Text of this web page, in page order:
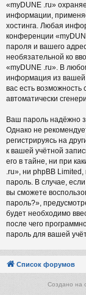
«myDUNE .ru»
информации,
хостинга. Любая
конференции
пароля и вашего
необязательной ко
«myDUNE .ru». В
информация из вашей
вас есть возможность
автоматически
Ваш пароль надёжно
Однако не
регистрируясь на
к вашей учётной
его в тайне, ни при
.ru», ни phpBB
пароль. В случае,
вы сможете
пароль?»,
будет необходимо
после чего
пароль для вашей
Список форумов
Создано на